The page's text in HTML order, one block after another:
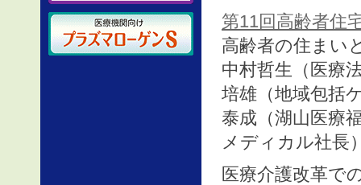
第11回高齢者住
高齢者の住まい
中村哲生（医療
培雄（地域包括
泰成（湖山医療
メディカル社長
医療介護改革で